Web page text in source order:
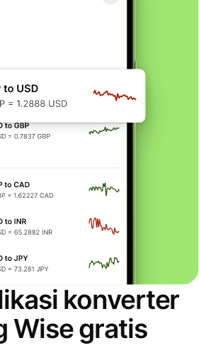
konverter
Wise gratis